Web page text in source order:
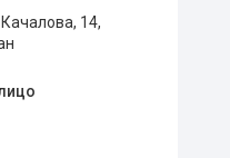
14,